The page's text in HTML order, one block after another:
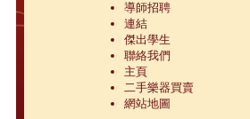
導師招聘
連結
傑出學生
聯絡我們
主頁
二手樂器買賣
網站地圖